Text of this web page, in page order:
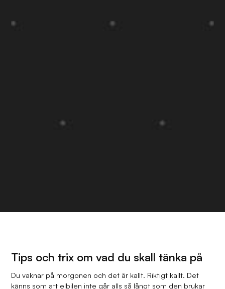
Tips och trix om vad du skall tänka på
Du vaknar på morgonen och det är kallt. Riktigt kallt. Det
känns som att elbilen inte går alls så långt som den brukar